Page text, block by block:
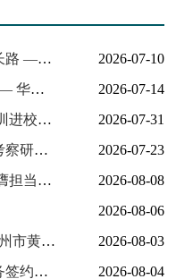
校企携手育新人，共筑学子成长路 ——百胜中国山东分公司来校交...
2026-07-10
深化产教融合 共商育人新局 —— 华为技术有限公司一行来我校考察...
2026-07-14
校地携手赋能就业 求职能力实训进校园暨校地服务签约仪式在我校...
2026-07-31
山东师范大学研究生院来我校考察研究生实习实践基地建设
2026-07-23
专业技能赋能基层 青春力量挺膺担当——德州工程职业学院2026年暑...
2026-08-08
2026-08-06
我校5个项目成功入围第三届德州市黄炎培职业教育创新创业大赛决...
2026-08-03
求职能力实训进校园暨校地服务签约仪式在我校举行
2026-08-04